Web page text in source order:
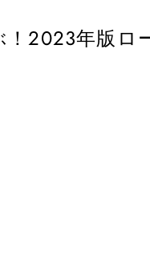
！2023年版ロ